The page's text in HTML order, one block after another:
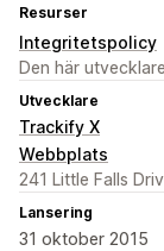
Resurser
Integritetspolicy
Den här
Utvecklare
Trackify X
Webbplats
241 Little Falls
Lansering
31 oktober 2015